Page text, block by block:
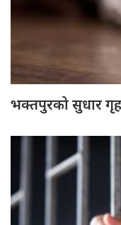
भक्तपुरको सुधार